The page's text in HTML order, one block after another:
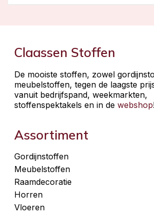
Claassen Stoffen
De mooiste stoffen, zowel
meubelstoffen, tegen de laagste
vanuit bedrijfspand, weekmarkten,
stoffenspektakels en in de webshop
Assortiment
Gordijnstoffen
Meubelstoffen
Raamdecoratie
Horren
Vloeren